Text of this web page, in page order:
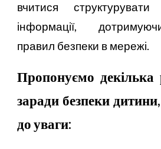
вчитися
інформації,
правил безпеки в мережі.
Пропонуємо декілька
заради безпеки дитини,
до уваги: